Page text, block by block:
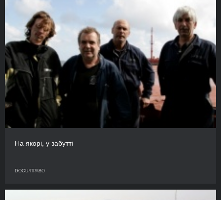
На якорі, у забутті
DOCU/ПРАВО